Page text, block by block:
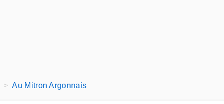
Au Mitron Argonnais